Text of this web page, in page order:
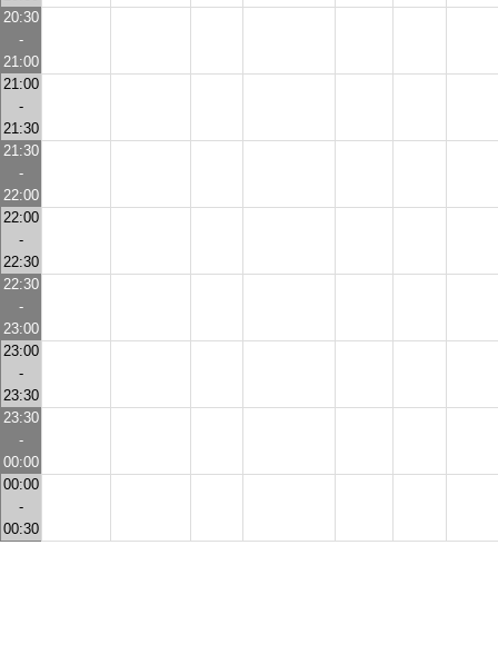
20:30
-
21:00
21:00
-
21:30
21:30
-
22:00
22:00
-
22:30
22:30
-
23:00
23:00
-
23:30
23:30
-
00:00
00:00
-
00:30